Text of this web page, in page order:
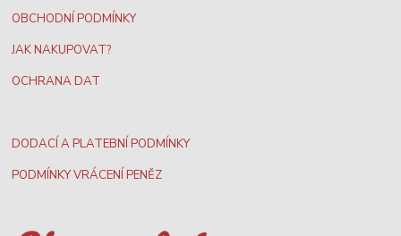
OBCHODNÍ PODMÍNKY
JAK NAKUPOVAT?
OCHRANA DAT
DODACÍ A PLATEBNÍ PODMÍNKY
PODMÍNKY VRÁCENÍ PENĚZ